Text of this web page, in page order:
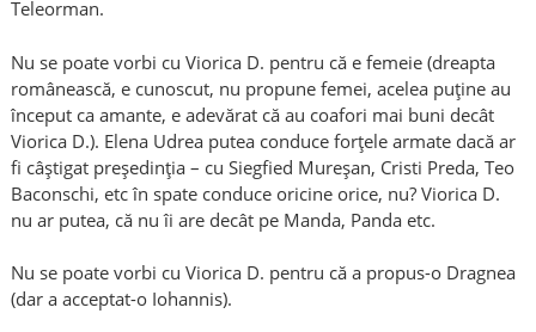
Teleorman.
Nu se poate vorbi cu Viorica D. pentru că e femeie (dreapta
românească, e cunoscut, nu propune femei, acelea puține au
început ca amante, e adevărat că au coafori mai buni decât
Viorica D.). Elena Udrea putea conduce forțele armate dacă ar
fi câștigat președinția – cu Siegfied Mureșan, Cristi Preda, Teo
Baconschi, etc în spate conduce oricine orice, nu? Viorica D.
nu ar putea, că nu îi are decât pe Manda, Panda etc.
Nu se poate vorbi cu Viorica D. pentru că a propus-o Dragnea
(dar a acceptat-o Iohannis).